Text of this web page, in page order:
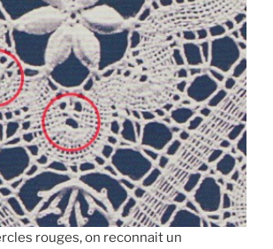
rouges, on reconnait un